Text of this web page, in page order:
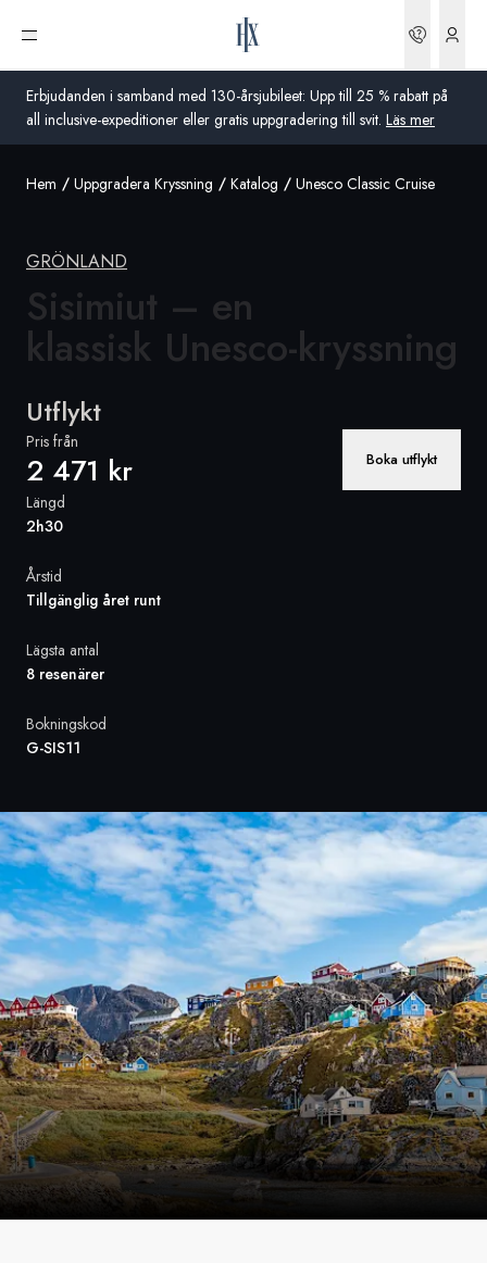
Erbjudanden i samband med 130-årsjubileet: Upp till 25 % rabatt på
all inclusive-expeditioner eller gratis uppgradering till svit. Läs mer
Öppna meny
Sverige
USA
Frankrike
Danmark
Norge
Global
Hem Uppgradera Kryssning Katalog Unesco Classic Cruise
GRÖNLAND
Sisimiut – en
klassisk Unesco-kryssning
Utflykt
Pris från
2 471 kr Boka utflykt
Längd
2h30
Årstid
Tillgänglig året runt
Lägsta antal
8 resenärer
Bokningskod
G-SIS11